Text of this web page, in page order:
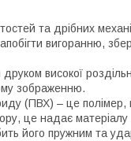
та дрібних
вигоранню,
високої
зображенню.
(ПВХ) – це
це надає
його пружним та